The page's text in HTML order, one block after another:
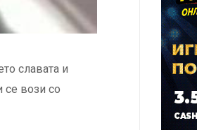
славата и
се вози со